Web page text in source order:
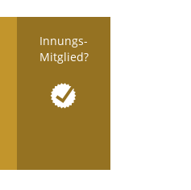
Innungs-
Mitglied?